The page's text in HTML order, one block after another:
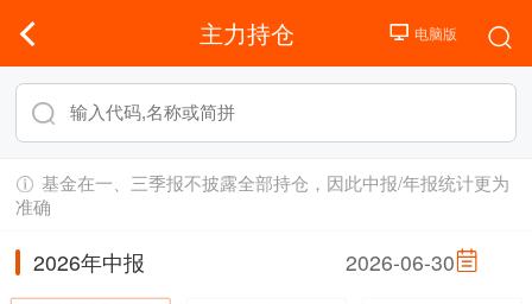
主力持仓
基金在一、三季报不披露全部持仓，因此中报/年报统计更为
准确
2026年中报 2026-06-30